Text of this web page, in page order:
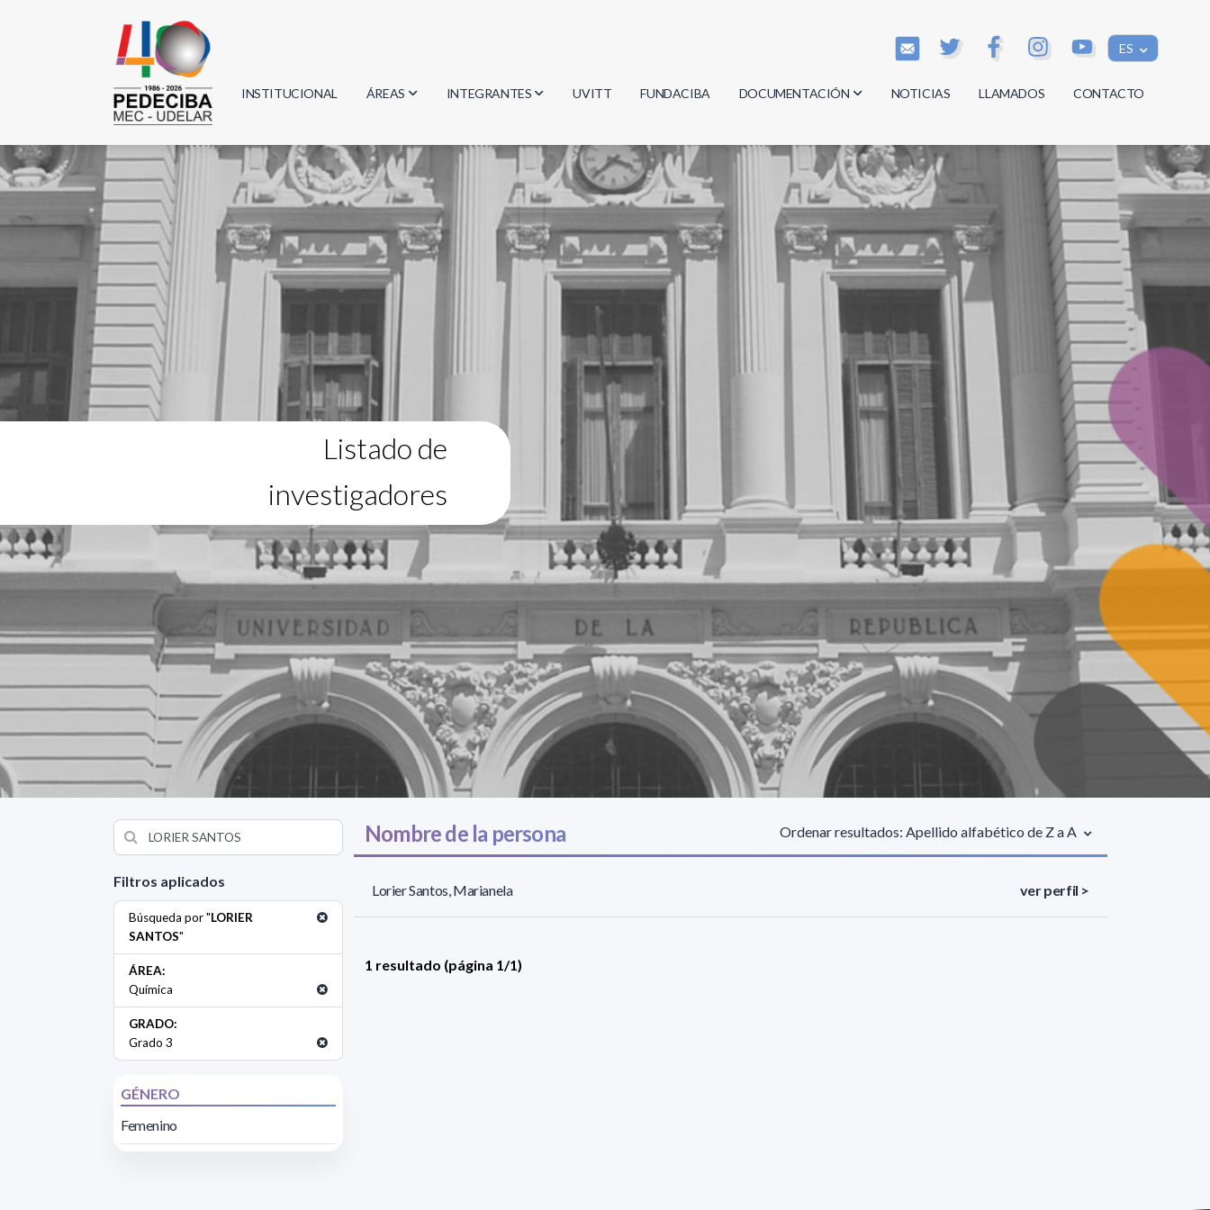
ES
INSTITUCIONAL ÁREAS
Biología
Física
Geociencias
Informática
Matemática
INTEGRANTES
Investigadores
Estudiantes
Egresados
UVITT FUNDACIBA DOCUMENTACIÓN
Actas
Reglamentos
Documentos
NOTICIAS LLAMADOS CONTACTO
Listado de
investigadores
Filtros aplicados
Búsqueda por "LORIER
SANTOS"
ÁREA:
Química
GRADO:
Grado 3
GÉNERO
Femenino
Nombre de la persona Ordenar resultados: Apellido alfabético de Z a A
Lorier Santos, Marianela ver perfil >
1 resultado (página 1/1)